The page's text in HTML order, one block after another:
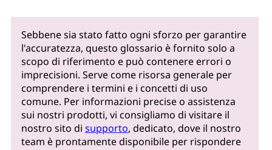
Sebbene sia stato fatto ogni sforzo per garantire
l'accuratezza, questo glossario è fornito solo a
scopo di riferimento e può contenere errori o
imprecisioni. Serve come risorsa generale per
comprendere i termini e i concetti di uso
comune. Per informazioni precise o assistenza
sui nostri prodotti, vi consigliamo di visitare il
nostro sito disupporto, dedicato, dove il nostro
team è prontamente disponibile per rispondere